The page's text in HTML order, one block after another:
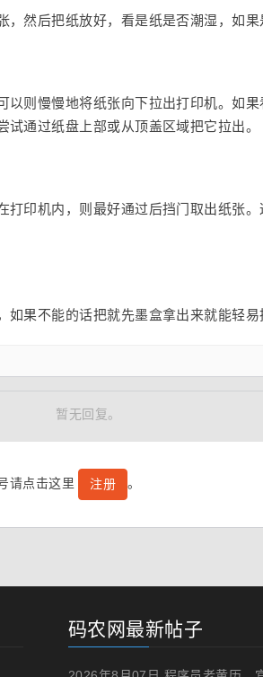
然后把纸放好，看是纸是否潮湿，如果
以则慢慢地将纸张向下拉出打印机。如
通过纸盘上部或从顶盖区域把它拉出。
打印机内，则最好通过后挡门取出纸张
果不能的话把就先墨盒拿出来就能轻易
暂无回复。
请点击这里 注册 。
码农网最新帖子